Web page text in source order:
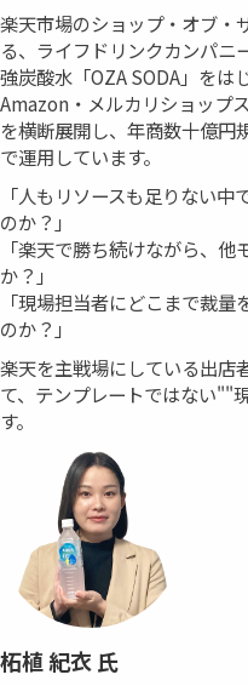
楽天市場のショップ・オブ・
る、ライフドリンクカンパニ
強炭酸水「OZA SODA」をは
Amazon・メルカリショップ
を横断展開し、年商数十億円
で運用しています。
「人もリソースも足りない
のか？」
「楽天で勝ち続けながら、
か？」
「現場担当者にどこまで裁
のか？」
楽天を主戦場にしている出店
て、テンプレートではない""
す。
柘植 紀衣 氏